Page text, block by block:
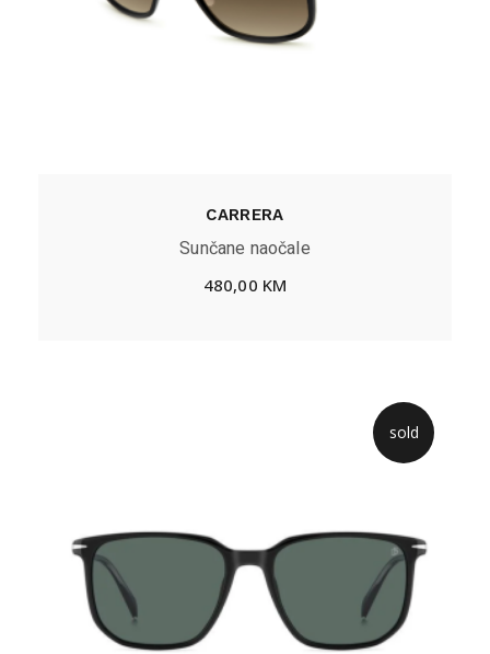
CARRERA
Sunčane naočale
480,00 KM
sold